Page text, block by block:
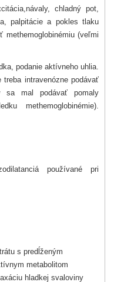
návaly, chladný pot,
palpitácie a pokles tlaku
(veľmi
, podanie aktívneho uhlia.
treba intravenózne podávať
sa mal podávať pomaly
methemoglobinémie).
používané pri
s predĺženým
metabolitom
hladkej svaloviny